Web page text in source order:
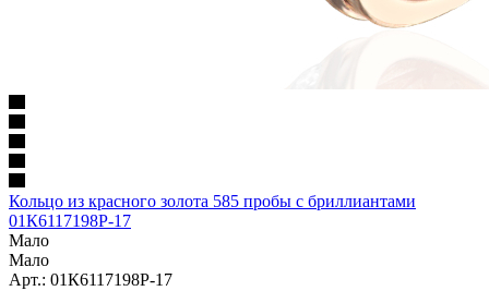
Кольцо из красного золота 585 пробы с бриллиантами
01К6117198Р-17
Мало
Мало
Арт.: 01К6117198Р-17